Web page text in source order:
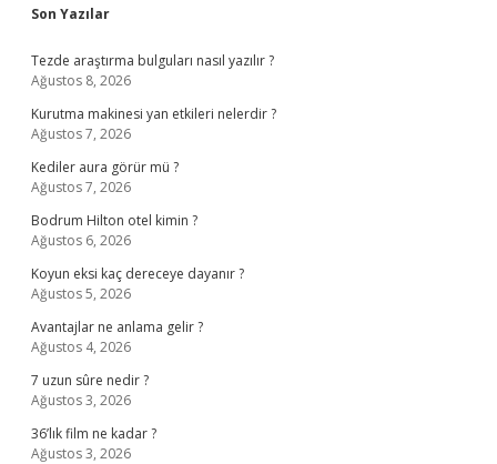
Sidebar
Son Yazılar
Tezde araştırma bulguları nasıl yazılır ?
Ağustos 8, 2026
Kurutma makinesi yan etkileri nelerdir ?
Ağustos 7, 2026
Kediler aura görür mü ?
Ağustos 7, 2026
Bodrum Hilton otel kimin ?
Ağustos 6, 2026
Koyun eksi kaç dereceye dayanır ?
Ağustos 5, 2026
Avantajlar ne anlama gelir ?
Ağustos 4, 2026
7 uzun sûre nedir ?
Ağustos 3, 2026
36’lık film ne kadar ?
Ağustos 3, 2026